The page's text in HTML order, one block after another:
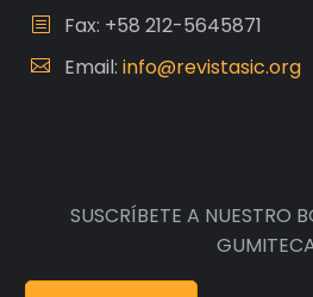
Fax: +58 212-5645871
Email: info@revistasic.org
SUSCRÍBETE A NUESTRO